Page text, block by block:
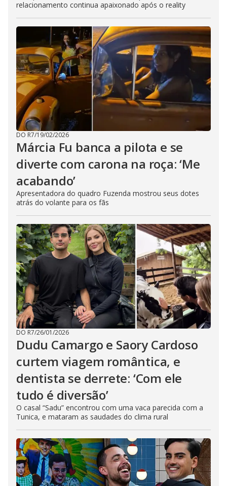
relacionamento continua apaixonado após o reality
DO R7/19/02/2026
Márcia Fu banca a pilota e se
diverte com carona na roça: ‘Me
acabando’
Apresentadora do quadro Fuzenda mostrou seus dotes
atrás do volante para os fãs
DO R7/26/01/2026
Dudu Camargo e Saory Cardoso
curtem viagem romântica, e
dentista se derrete: ‘Com ele
tudo é diversão’
O casal “Sadu” encontrou com uma vaca parecida com a
Tunica, e mataram as saudades do clima rural